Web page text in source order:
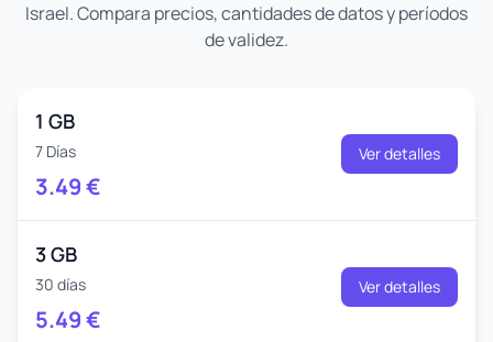
Israel. Compara precios, cantidades de datos y períodos
de validez.
1 GB
7 Días
3.49€
Ver detalles
3 GB
30 días
5.49€
Ver detalles